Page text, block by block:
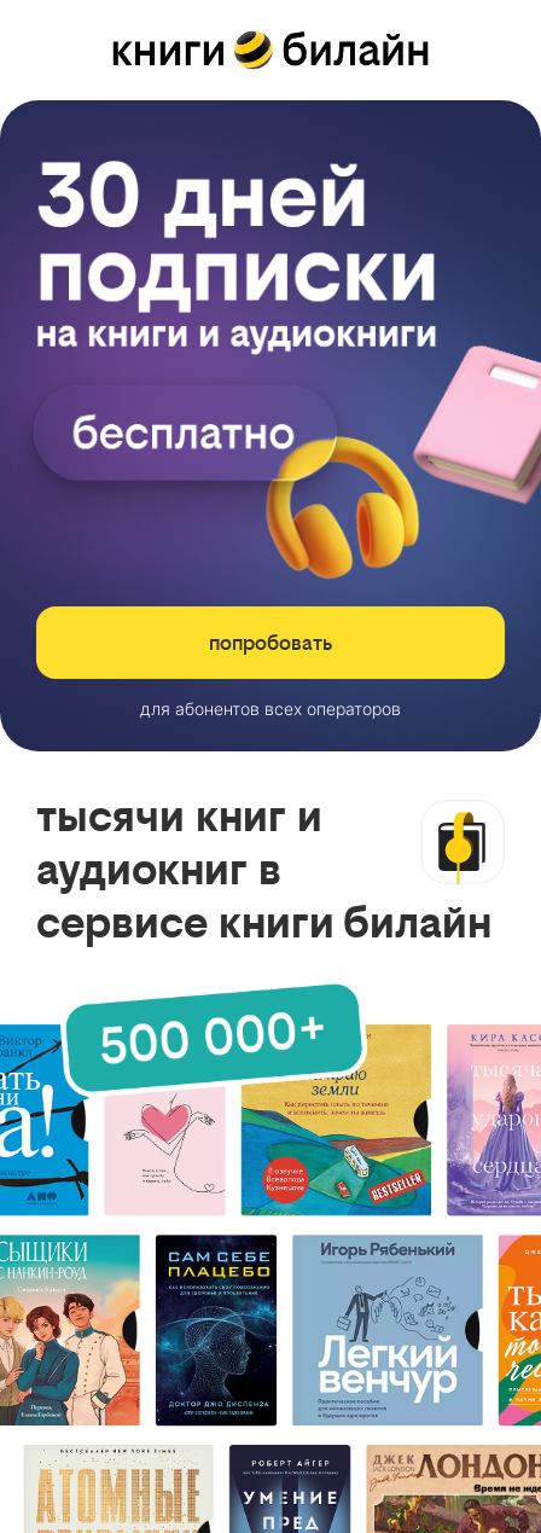
попробовать
для абонентов всех операторов
тысячи книг и
аудиокниг в
сервисе книги билайн